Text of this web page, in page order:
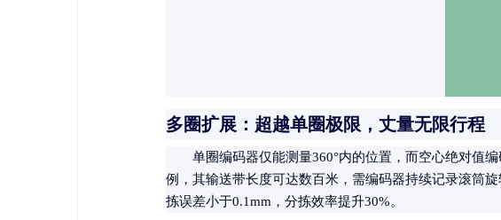
多圈扩展：超越单圈极限，丈量无限行程
单圈编码器仅能测量360°内的位置，而空心绝对值
例，其输送带长度可达数百米，需编码器持续记录滚筒
拣误差小于0.1mm，分拣效率提升30%。